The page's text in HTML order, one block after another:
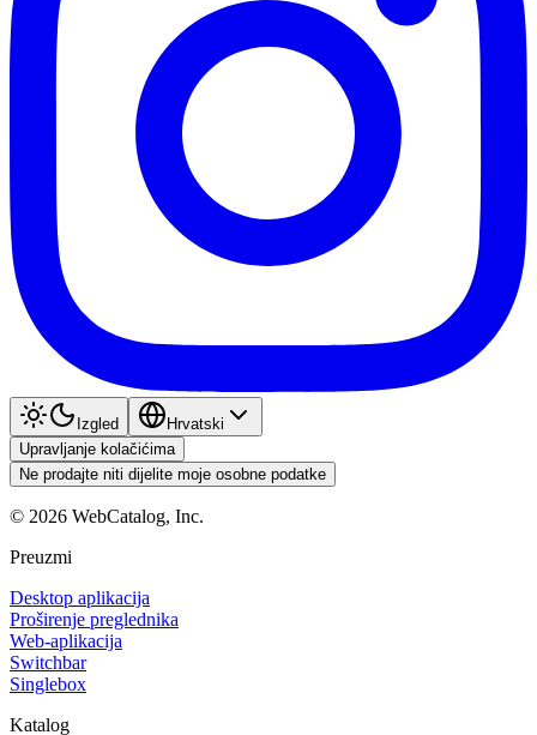
Izgled
Hrvatski
Upravljanje kolačićima
Ne prodajte niti dijelite moje osobne podatke
© 2026 WebCatalog, Inc.
Preuzmi
Desktop aplikacija
Proširenje preglednika
Web-aplikacija
Switchbar
Singlebox
Katalog